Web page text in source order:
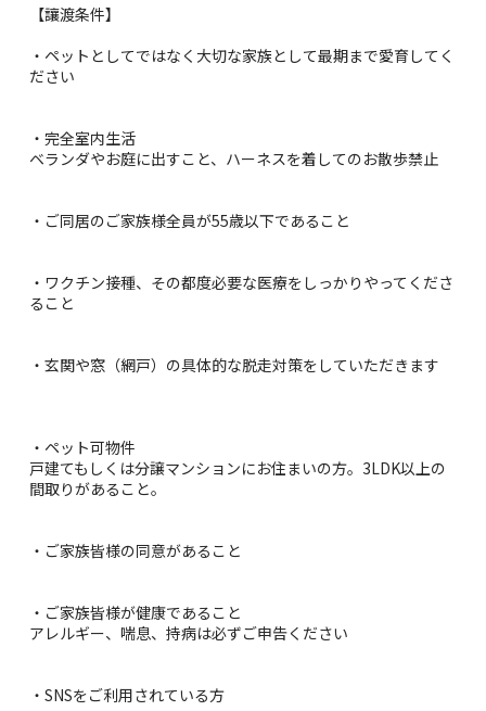
【讓渡条件】
・ペットとしてではなく大切な家族として最期まで愛育してく
ださい
・完全室内生活
ベランダやお庭に出すこと、ハーネスを着してのお散歩禁止
・ご同居のご家族様全員が55歳以下であること
・ワクチン接種、その都度必要な医療をしっかりやってくださ
ること
・玄関や窓（網戸）の具体的な脱走対策をしていただきます
・ペット可物件
戸建てもしくは分譲マンションにお住まいの方。3LDK以上の
間取りがあること。
・ご家族皆様の同意があること
・ご家族皆様が健康であること
アレルギー、喘息、持病は必ずご申告ください
・SNSをご利用されている方